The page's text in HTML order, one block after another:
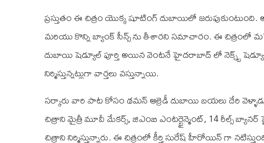
ప్రస్తుతం ఈ చిత్రం యొక్క షూటింగ్ దుబాయిలో
మరియు కొన్ని బ్యాంక్ సీన్స్ ను తీశారని సమాచారం. ఈ చిత్రంలో
దుబాయి షెడ్యూల్ పూర్తి అయిన వెంటనే హైదరాబాద్ లో నెక్స్ట్ షెడ్యూల్
నిర్మిస్తున్నట్లుగా వార్తలు వస్తున్నాయి.
సర్కారు వారి పాట కోసం థమన్ ఆల్రెడీ దుబాయి బయలు దేరి
చిత్రాని మైత్రీ మూవీ మేకర్స్, జి‌ఎం‌బి ఎంటర్టైన్మెంట్, 14 రీల్స్
చిత్రాని నిర్మిస్తున్నారు. ఈ చిత్రంలో కీర్తి సురేష్ హీరోయిన్ గా